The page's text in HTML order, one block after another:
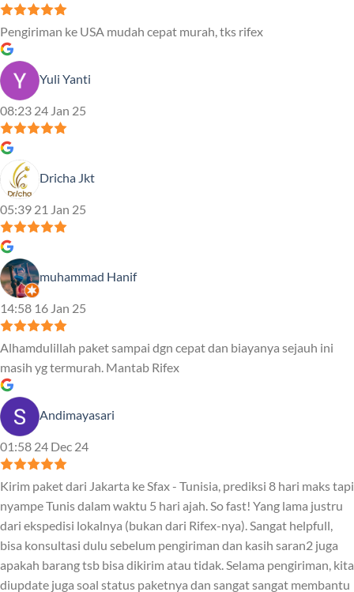
Pengiriman ke USA mudah cepat murah, tks rifex
Yuli Yanti
08:23 24 Jan 25
Dricha Jkt
05:39 21 Jan 25
muhammad Hanif
14:58 16 Jan 25
Alhamdulillah paket sampai dgn cepat dan biayanya sejauh ini
masih yg termurah. Mantab Rifex
Andimayasari
01:58 24 Dec 24
Kirim paket dari Jakarta ke Sfax - Tunisia, prediksi 8 hari maks tapi
nyampe Tunis dalam waktu 5 hari ajah. So fast! Yang lama justru
dari ekspedisi lokalnya (bukan dari Rifex-nya). Sangat helpfull,
bisa konsultasi dulu sebelum pengiriman dan kasih saran2 juga
apakah barang tsb bisa dikirim atau tidak. Selama pengiriman, kita
diupdate juga soal status paketnya dan sangat sangat membantu